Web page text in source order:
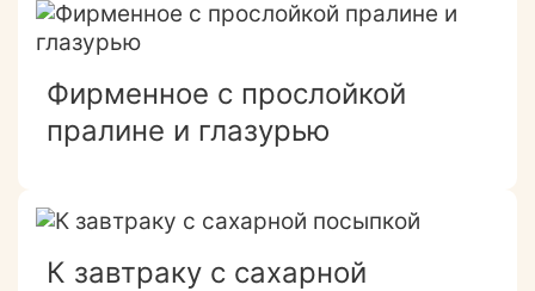
Фирменное с прослойкой
пралине и глазурью
К завтраку с сахарной